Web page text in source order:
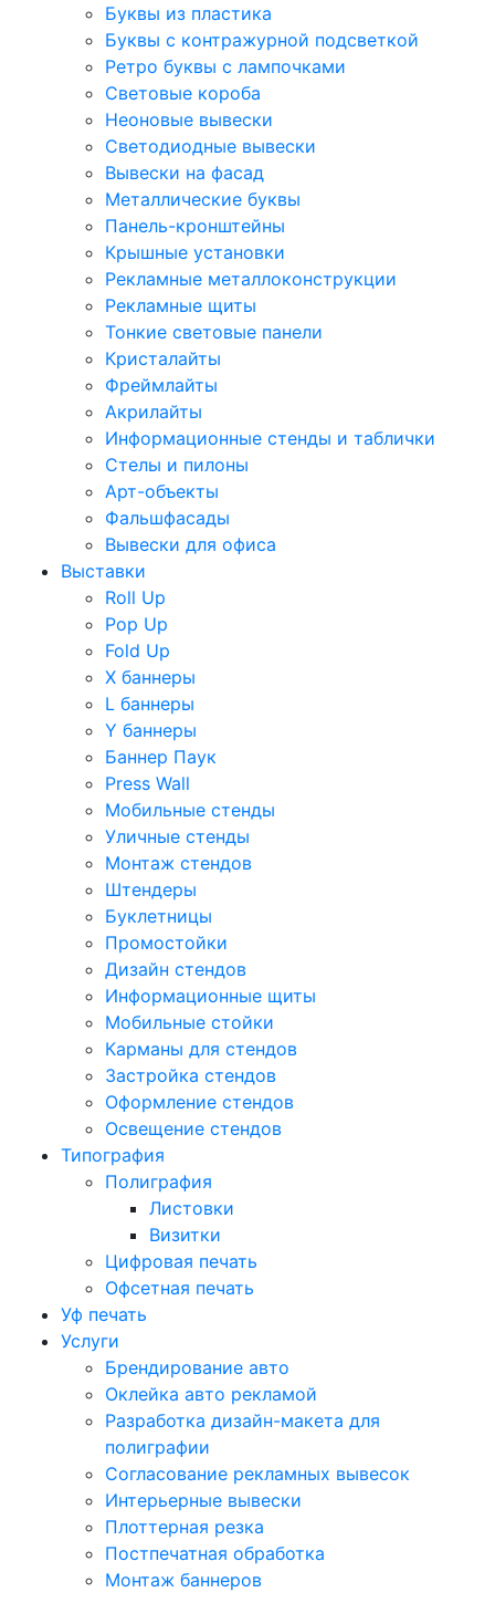
Буквы из пластика
Буквы с контражурной подсветкой
Ретро буквы с лампочками
Световые короба
Неоновые вывески
Светодиодные вывески
Вывески на фасад
Металлические буквы
Панель-кронштейны
Крышные установки
Рекламные металлоконструкции
Рекламные щиты
Тонкие световые панели
Кристалайты
Фреймлайты
Акрилайты
Информационные стенды и таблички
Стелы и пилоны
Арт-объекты
Фальшфасады
Вывески для офиса
Выставки
Roll Up
Pop Up
Fold Up
Х баннеры
L баннеры
Y баннеры
Баннер Паук
Press Wall
Мобильные стенды
Уличные стенды
Монтаж стендов
Штендеры
Буклетницы
Промостойки
Дизайн стендов
Информационные щиты
Мобильные стойки
Карманы для стендов
Застройка стендов
Оформление стендов
Освещение стендов
Типография
Полиграфия
Листовки
Визитки
Цифровая печать
Офсетная печать
Уф печать
Услуги
Брендирование авто
Оклейка авто рекламой
Разработка дизайн-макета для
полиграфии
Согласование рекламных вывесок
Интерьерные вывески
Плоттерная резка
Постпечатная обработка
Монтаж баннеров